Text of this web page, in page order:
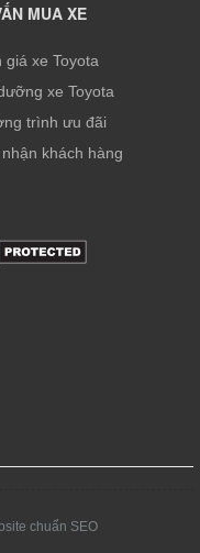
MUA XE
giá xe Toyota
xe Toyota
trình ưu đãi
khách hàng
chuẩn SEO